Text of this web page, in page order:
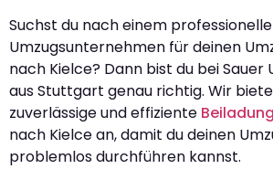
Suchst du nach einem
Umzugsunternehmen für deinen
nach Kielce? Dann bist du bei Sauer
aus Stuttgart genau richtig. Wir
zuverlässige und effiziente Beiladung
nach Kielce an, damit du deinen
problemlos durchführen kannst.